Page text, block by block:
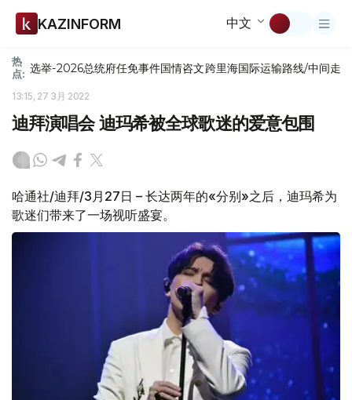
KAZINFORM 中文
热
点: 选举-2026总统府任免事件国情咨文跨里海国际运输路线/中间走廊
13:15, 27 3月 2022
迪拜演唱会 迪玛希被全球歌迷的爱意包围
哈通社/迪拜/3月27日 – 长达两年的«分别»之后，迪玛希为
歌迷们带来了一场视听盛宴。